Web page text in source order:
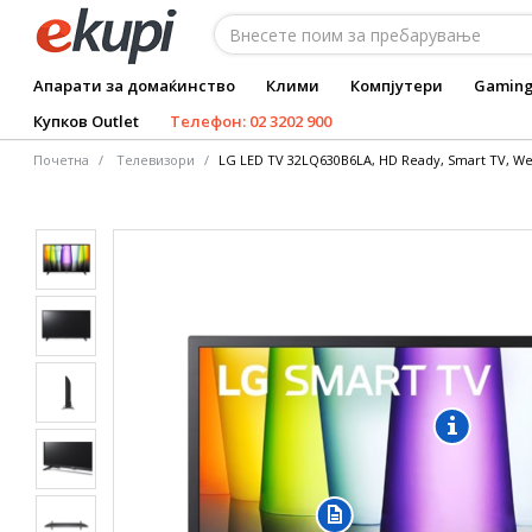
Апарати за домаќинство Клими Компјутери
Купков Outlet
Телефон: 02 3202 900
Почетна Tелевизори LG LED TV 32LQ630B6LA, HD Ready, Smart TV,